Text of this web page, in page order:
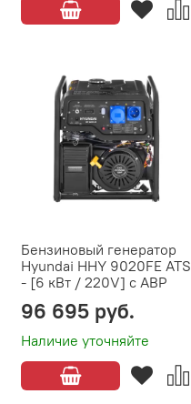
Бензиновый генератор
Hyundai HHY 9020FE ATS
- [6 кВт / 220V] с АВР
Наличие уточняйте
96 695 руб.